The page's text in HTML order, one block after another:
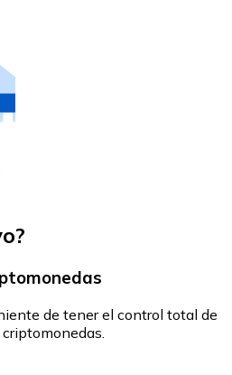
de tener el control total de